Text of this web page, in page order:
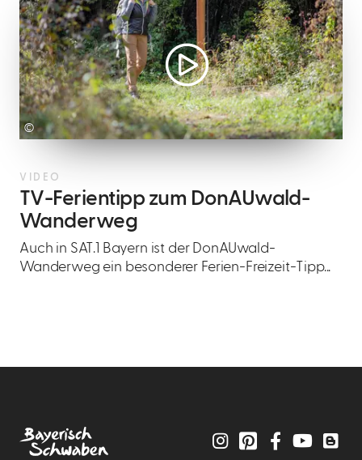
©
Um diesen Inhalt sehen zu können, musst Du
unseren Cookies zustimmen.
COOKIE-EINWILLIGUNG
VIDEO
TV-Ferientipp zum DonAUwald-
Wanderweg
Auch in SAT.1 Bayern ist der DonAUwald-
Wanderweg ein besonderer Ferien-Freizeit-Tipp...
InstagramPinterestFacebookYouTube